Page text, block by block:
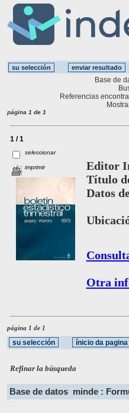
Base de
Referencias
página 1 de 1
1 / 1
seleccionar
imprimir Editor
Título
Datos
Otra
página 1 de 1
Refinar la búsqueda
Base de datos minde :